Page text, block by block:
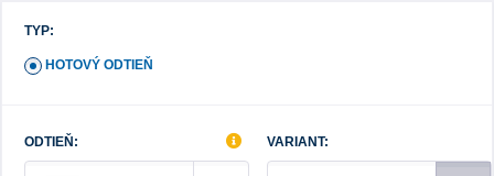
TYP:
HOTOVÝ ODTIEŇ
ODTIEŇ: VARIANT: